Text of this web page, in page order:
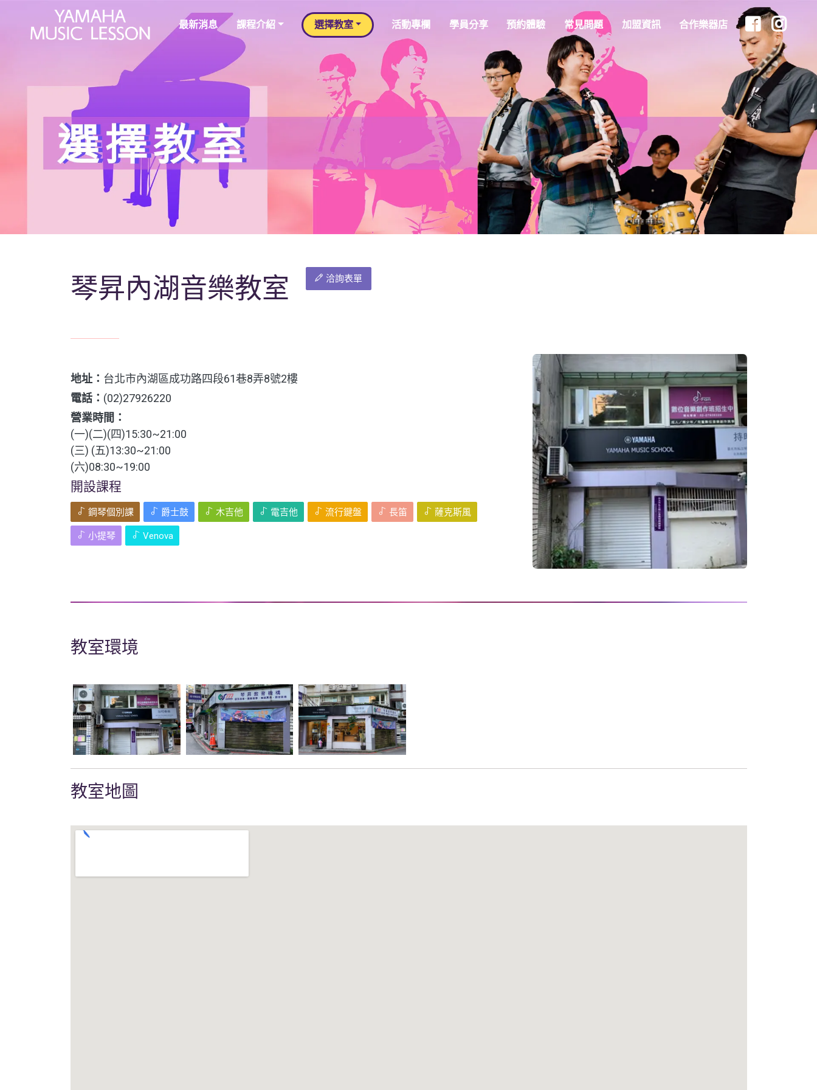
最新消息 課程介紹 選擇教室 活動專欄 學員分享 預約體驗 常見問題 加盟資訊 合作樂器店
琴昇內湖音樂教室 洽詢表單
地址： 台北市內湖區成功路四段61巷8弄8號2樓
電話： (02)27926220
營業時間：
(一)(二)(四)15:30~21:00
(三) (五)13:30~21:00
(六)08:30~19:00
開設課程
鋼琴個別課 爵士鼓 木吉他 電吉他 流行鍵盤 長笛 薩克斯風
小提琴 Venova
教室環境
教室地圖